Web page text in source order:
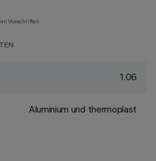
Vorschriften.
1.06
Aluminium und thermoplast